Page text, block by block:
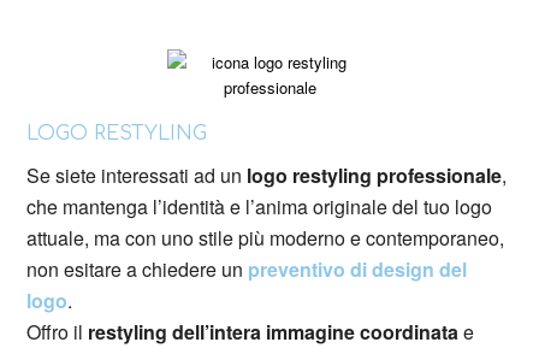
LOGO RESTYLING
Se siete interessati ad un logo restyling professionale,
che mantenga l’identità e l’anima originale del tuo logo
attuale, ma con uno stile più moderno e contemporaneo,
non esitare a chiedere un preventivo di design del
logo.
Offro il restyling dell’intera immagine coordinatae